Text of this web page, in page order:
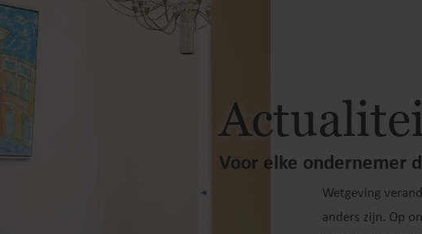
Voor elke ondernemer
Wetgeving
anders zijn. Op